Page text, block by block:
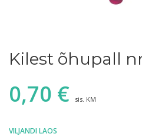
Kilest õhupall
0,70 € sis. KM
VILJANDI LAOS